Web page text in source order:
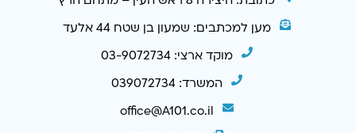
מען למכתבים: שמעון בן שטח 44 אלעד
מוקד ארצי: 03-9072734
המשרד: 039072734
office@A101.co.il